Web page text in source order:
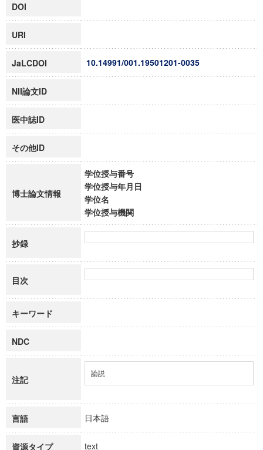
DOI
URI
JaLCDOI 10.14991/001.19501201-0035
NII論文ID
医中誌ID
その他ID
博士論文情報
学位授与番号
学位授与年月日
学位名
学位授与機関
抄録
目次
キーワード
NDC
注記
論説
言語 日本語
資源タイプ text